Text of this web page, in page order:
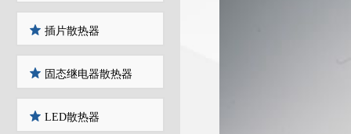
插片散热器
固态继电器散热器
LED散热器